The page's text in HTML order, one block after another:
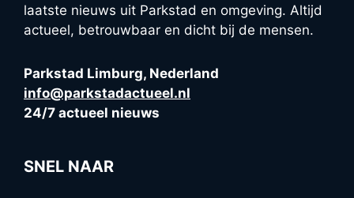
laatste nieuws uit Parkstad en omgeving. Altijd
actueel, betrouwbaar en dicht bij de mensen.
Parkstad Limburg, Nederland
info@parkstadactueel.nl
24/7 actueel nieuws
SNEL NAAR